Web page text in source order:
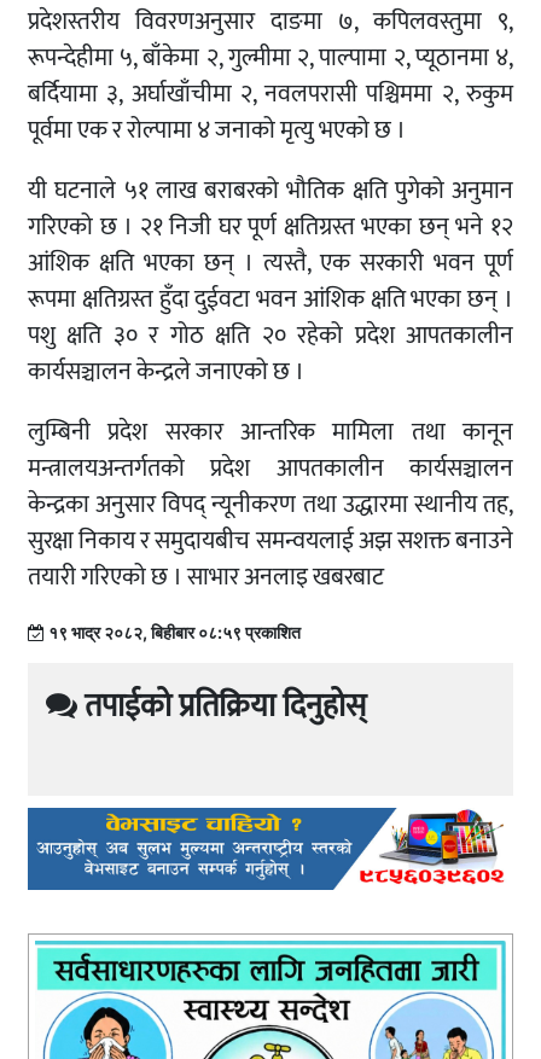
प्रदेशस्तरीय विवरणअनुसार दाङमा ७, कपिलवस्तुमा ९,
रूपन्देहीमा ५, बाँकेमा २, गुल्मीमा २, पाल्पामा २, प्यूठानमा ४,
बर्दियामा ३, अर्घाखाँचीमा २, नवलपरासी पश्चिममा २, रुकुम
पूर्वमा एक र रोल्पामा ४ जनाको मृत्यु भएको छ ।
यी घटनाले ५१ लाख बराबरको भौतिक क्षति पुगेको अनुमान
गरिएको छ । २१ निजी घर पूर्ण क्षतिग्रस्त भएका छन् भने १२
आंशिक क्षति भएका छन् । त्यस्तै, एक सरकारी भवन पूर्ण
रूपमा क्षतिग्रस्त हुँदा दुईवटा भवन आंशिक क्षति भएका छन् ।
पशु क्षति ३० र गोठ क्षति २० रहेको प्रदेश आपतकालीन
कार्यसञ्चालन केन्द्रले जनाएको छ ।
लुम्बिनी प्रदेश सरकार आन्तरिक मामिला तथा कानून
मन्त्रालयअन्तर्गतको प्रदेश आपतकालीन कार्यसञ्चालन
केन्द्रका अनुसार विपद् न्यूनीकरण तथा उद्धारमा स्थानीय तह,
सुरक्षा निकाय र समुदायबीच समन्वयलाई अझ सशक्त बनाउने
तयारी गरिएको छ । साभार अनलाइ खबरबाट
१९ भाद्र २०८२, बिहीबार ०८:५९ प्रकाशित
तपाईको प्रतिक्रिया दिनुहोस्